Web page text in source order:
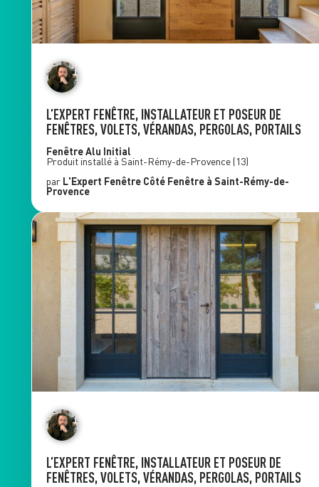
L’EXPERT FENÊTRE, INSTALLATEUR ET POSEUR DE
FENÊTRES, VOLETS, VÉRANDAS, PERGOLAS, PORTAILS
Fenêtre Alu Initial
Produit installé à Saint-Rémy-de-Provence (13)
par L'Expert Fenêtre Côté Fenêtre à Saint-Rémy-de-
Provence
L’EXPERT FENÊTRE, INSTALLATEUR ET POSEUR DE
FENÊTRES, VOLETS, VÉRANDAS, PERGOLAS, PORTAILS